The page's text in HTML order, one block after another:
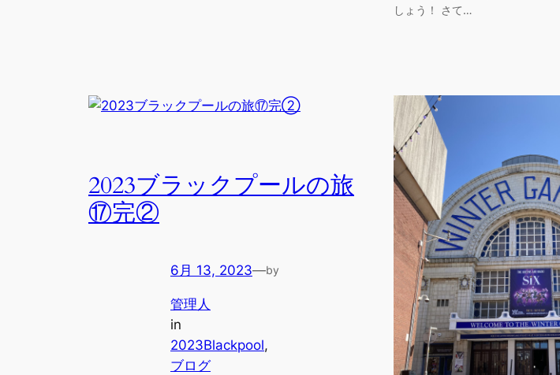
しょう！ さて…
2023ブラックプールの旅
⑰完②
6月 13, 2023—by
管理人
in
2023Blackpool
ブログ